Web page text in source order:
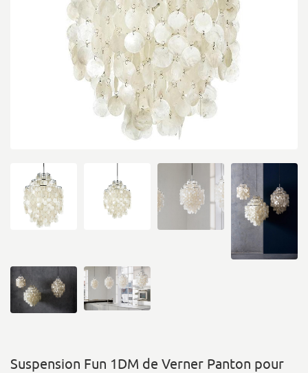
Suspension Fun 1DM de Verner Panton pour